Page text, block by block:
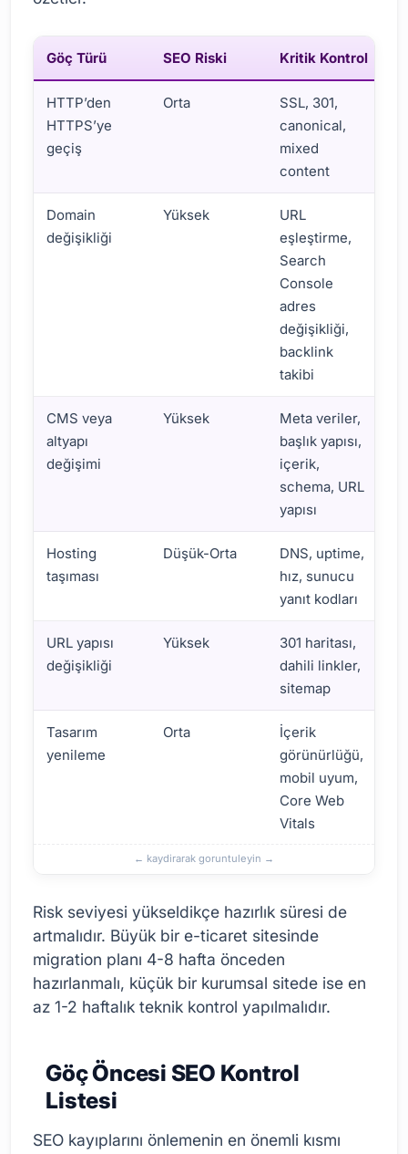
En Yaygın Site Migration Türleri
Göç Türü SEO Riski Kritik Kontrol
HTTP’den
HTTPS’ye
geçiş
Orta
SSL, 301,
canonical,
mixed
content
Domain
değişikliği
Yüksek
URL
eşleştirme,
Search
Console
adres
değişikliği,
backlink
takibi
CMS veya
altyapı
değişimi
Yüksek
Meta veriler,
başlık yapısı,
içerik,
schema, URL
yapısı
Hosting
taşıması
Düşük-Orta
DNS, uptime,
hız, sunucu
yanıt kodları
URL yapısı
değişikliği
Yüksek
301 haritası,
dahili linkler,
sitemap
Tasarım
yenileme
Orta
İçerik
görünürlüğü,
mobil uyum,
Core Web
Vitals
Risk seviyesi yükseldikçe hazırlık süresi de
artmalıdır. Büyük bir e-ticaret sitesinde
migration planı 4-8 hafta önceden
hazırlanmalı, küçük bir kurumsal sitede ise en
az 1-2 haftalık teknik kontrol yapılmalıdır.
Göç Öncesi SEO Kontrol
Listesi
SEO kayıplarını önlemenin en önemli kısmı